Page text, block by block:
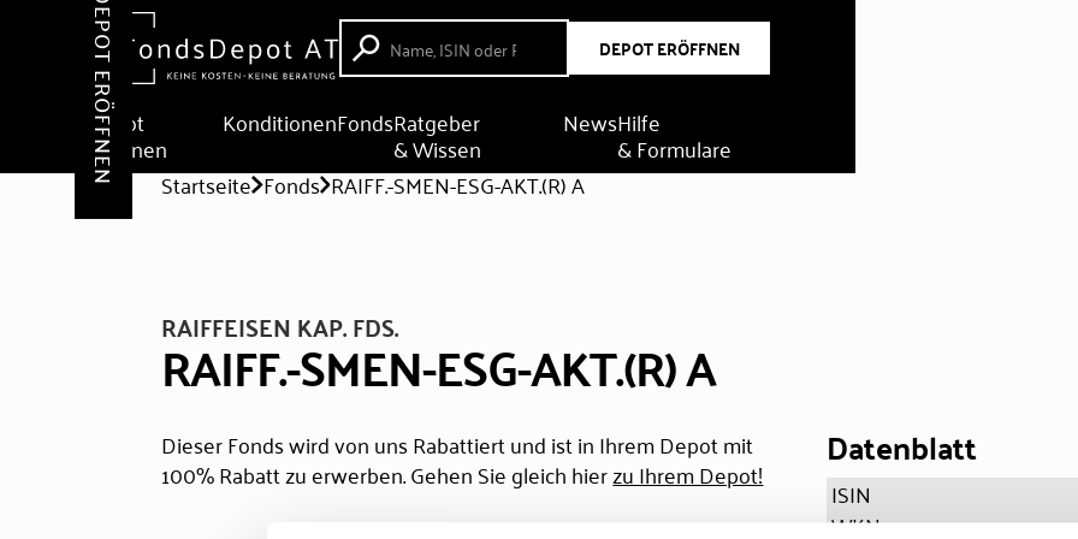
DEPOT ERÖFFNEN
Depot
eröffnen
KonditionenFondsRatgeber
& Wissen
NewsHilfe
& Formulare
DEPOT ERÖFFNEN Startseite Fonds RAIFF.-SMEN-ESG-AKT.(R) A
RAIFFEISEN KAP. FDS.
RAIFF.-SMEN-ESG-AKT.(R) A
Dieser Fonds wird von uns Rabattiert und ist in Ihrem Depot mit
100% Rabatt zu erwerben. Gehen Sie gleich hierzu Ihrem Depot! Datenblatt
ISIN
WKN